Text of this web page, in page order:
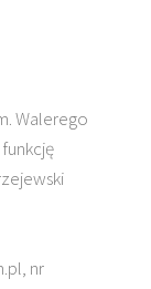
Walerego
nr